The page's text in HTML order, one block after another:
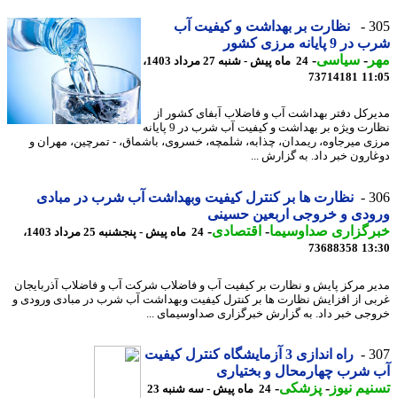
نظارت بر بهداشت و کیفیت آب
پایانه مرزی کشور
-سیاسی-
24 ماه پیش - شنبه 27 مرداد 1403،
73714181
دفتر بهداشت آب و فاضلاب آبفای کشور از
نظارت ویژه بر بهداشت و کیفیت آب شرب در 9 پایانه
میرجاوه، ریمدان، چذابه، شلمچه، خسروی، باشماق، - تمرچین، مهران و
خبر داد. به گزارش ...
نظارت ها بر کنترل کیفیت وبهداشت آب شرب در مبادی
و خروجی اربعین حسینی
صداوسیما-اقتصادی-
24 ماه پیش - پنجشنبه 25 مرداد 1403،
73688358
مرکز پایش و نظارت بر کیفیت آب و فاضلاب شرکت آب و فاضلاب آذربایجان
از افزایش نظارت ها بر کنترل کیفیت وبهداشت آب شرب در مبادی ورودی و
خبر داد. به گزارش خبرگزاری صداوسیمای ...
راه اندازی 3 آزمایشگاه کنترل کیفیت
شرب چهارمحال و بختیاری
نیوز-پزشکی-
24 ماه پیش - سه شنبه 23